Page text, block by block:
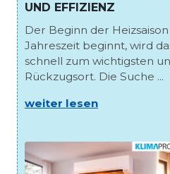
UND EFFIZIENZ
Der Beginn der
Jahreszeit beginnt, wird
schnell zum wichtigsten
Rückzugsort. Die Suche ...
weiter lesen